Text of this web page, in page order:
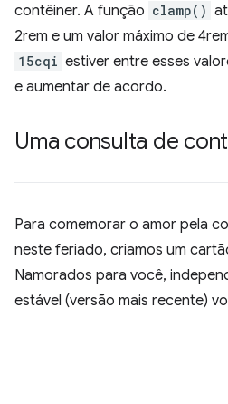
contêiner. A função clamp()
2rem e um valor máximo de
15cqi estiver entre esses
e aumentar de acordo.
Uma consulta de
Para comemorar o amor pela
neste feriado, criamos um
Namorados para você,
estável (versão mais recente)